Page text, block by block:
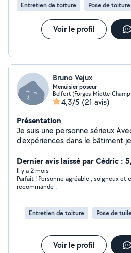
Entretien de toiture Pose de toiture
Voir le profil
Bruno Vejux
Menuisier poseur
Belfort (Forges-Miotte-
4,3/5 (21 avis)
Présentation
Je suis une personne sérieux
d'expériences dans le bâtiment je suis très
remorque Je suis ouvertà pas mal de petits travaux à
faire chez des personnes
Dernier avis laissé par Cédric :
Il y a 2 mois
Parfait ! Personne agréable , soigneux et
recommande .
Entretien de toiture Pose de
Voir le profil